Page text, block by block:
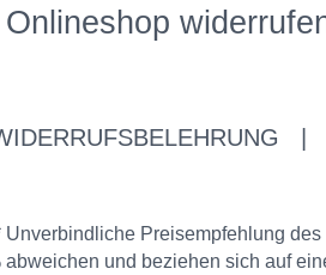
Unverbindliche Preisempfehlung
und beziehen sich auf